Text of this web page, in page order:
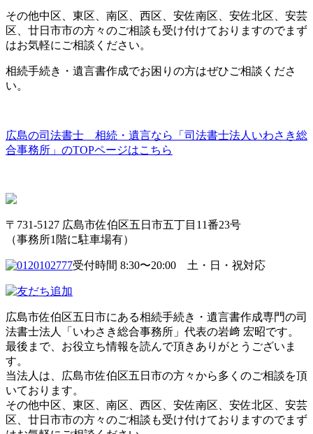
その他中区、東区、南区、西区、安佐南区、安佐北区、安芸
区、廿日市市の方々のご相談も受け付けておりますのでまず
はお気軽にご相談ください。
相続手続き・遺言書作成でお困りの方はぜひご相談くださ
い。
広島の司法書士 相続・遺言なら「司法書士法人いわさき総
合事務所」のTOPページはこちら
〒731-5127 広島市佐伯区五日市五丁目11番23号
（事務所1階に駐車場有）
受付時間 8:30〜20:00 土・日・祝対応
広島市佐伯区五日市にある相続手続き・遺言書作成専門の司
法書士法人「いわさき総合事務所」代表の岩﨑 宏昭です。
最後まで、お役立ち情報を読んで頂きありがとうございま
す。
当法人は、広島市佐伯区五日市の方々から多くのご相談を頂
いております。
その他中区、東区、南区、西区、安佐南区、安佐北区、安芸
区、廿日市市の方々のご相談も受け付けておりますのでまず